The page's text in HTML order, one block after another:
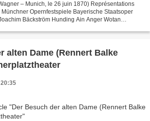
– Munich, le 26 juin 1870) Représentations
Opernfestspiele Bayerische Staatsoper
Bäckström Hunding Ain Anger Wotan
alten Dame (Rennert Balke